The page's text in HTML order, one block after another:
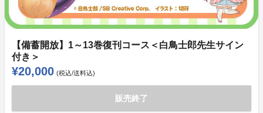
【備蓄開放】1～13巻復刊コース＜白鳥士郎先生サイン
付き＞
¥20,000 (税込/送料込)
販売終了